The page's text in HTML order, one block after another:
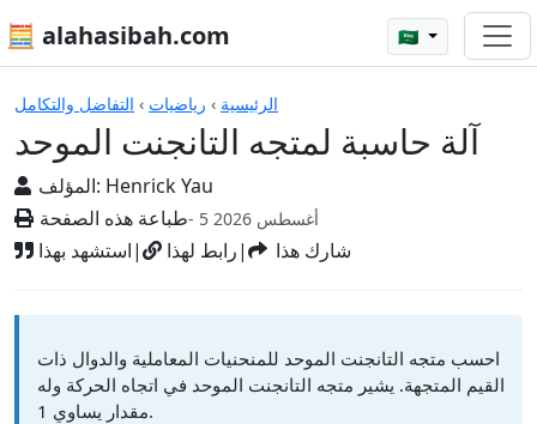
🧮 alahasibah.com 🇸🇦
الرئيسية › رياضيات › التفاضل والتكامل
آلة حاسبة لمتجه التانجنت الموحد
المؤلف: Henrick Yau
طباعة هذه الصفحة
- 5 أغسطس 2026
استشهد بهذا| رابط لهذا| شارك هذا
الآلات الحاسبة
احسب متجه التانجنت الموحد للمنحنيات المعاملية والدوال ذات
القيم المتجهة. يشير متجه التانجنت الموحد في اتجاه الحركة وله
مقدار يساوي 1.